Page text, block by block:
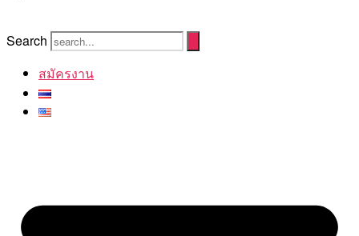
Search
สมัครงาน